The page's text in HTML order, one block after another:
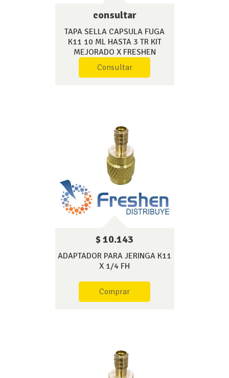
consultar
TAPA SELLA CAPSULA FUGA
K11 10 ML HASTA 3 TR KIT
MEJORADO X FRESHEN
Consultar
$ 10.143
ADAPTADOR PARA JERINGA K11
X 1/4 FH
Comprar